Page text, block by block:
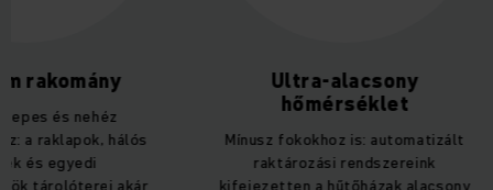
rakomány
és nehéz
a raklapok, hálós
és egyedi
Ultra-alacsony
hőmérséklet
Mínusz fokokhoz is: automatizált
raktározási rendszereink